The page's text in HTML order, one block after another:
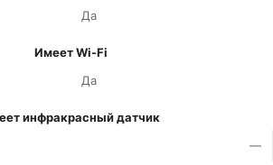
Да
Имеет Wi-Fi
Да
инфракрасный датчик
—